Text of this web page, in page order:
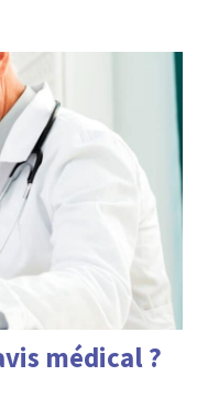
médical ?